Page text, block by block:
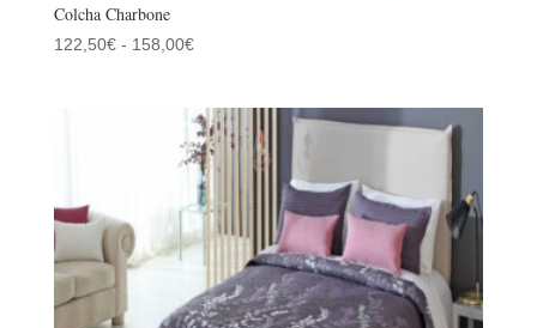
Colcha Charbone
122,50€ - 158,00€Rango
desde
122,50€
hasta
158,00€